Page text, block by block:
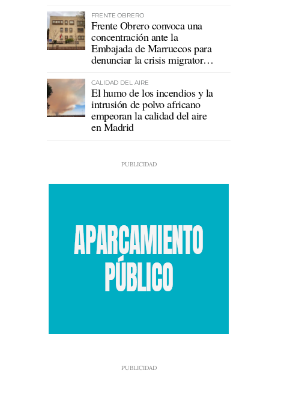
FRENTE OBRERO
Frente Obrero convoca una
concentración ante la
Embajada de Marruecos para
denunciar la crisis migratoria
CALIDAD DEL AIRE
El humo de los incendios y la
intrusión de polvo africano
empeoran la calidad del aire
en Madrid